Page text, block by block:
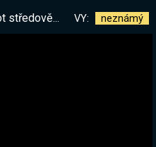
muže! VY: neznámý